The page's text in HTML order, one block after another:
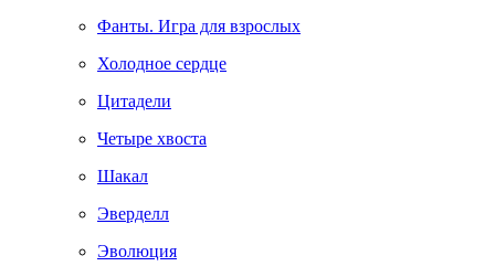
Фанты. Игра для взрослых
Холодное сердце
Цитадели
Четыре хвоста
Шакал
Эверделл
Эволюция